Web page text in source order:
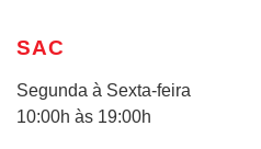
SAC
Segunda à Sexta-feira
10:00h às 19:00h